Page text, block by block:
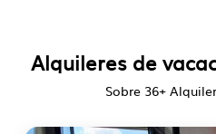
Alquileres de
Sobre 36+